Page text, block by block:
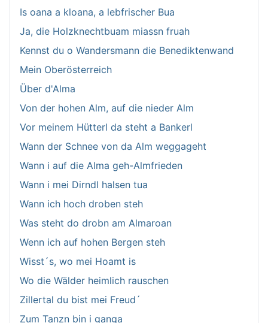
Is oana a kloana, a lebfrischer Bua
Ja, die Holzknechtbuam miassn fruah
Kennst du o Wandersmann die Benediktenwand
Mein Oberösterreich
Über d'Alma
Von der hohen Alm, auf die nieder Alm
Vor meinem Hütterl da steht a Bankerl
Wann der Schnee von da Alm weggageht
Wann i auf die Alma geh-Almfrieden
Wann i mei Dirndl halsen tua
Wann ich hoch droben steh
Was steht do drobn am Almaroan
Wenn ich auf hohen Bergen steh
Wisst´s, wo mei Hoamt is
Wo die Wälder heimlich rauschen
Zillertal du bist mei Freud´
Zum Tanzn bin i ganga